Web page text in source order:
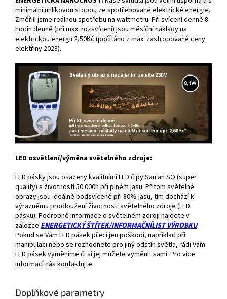
minimální uhlíkovou stopou ze spotřebované elektrické energie.
Změřili jsme reálnou spotřebu na wattmetru. Při svícení denně 8
hodin denně (při max. rozsvícení) jsou měsíční náklady na
elektrickou energii 2,50Kč (počítáno z max. zastropované ceny
elektřiny 2023).
LED osvětlení/výměna světelného zdroje:
LED pásky jsou osazeny kvalitními LED čipy San'an SQ (super
quality) s životností 50 000h při plném jasu. Přitom světelné
obrazy jsou ideálně podsvícené při 80% jasu, tím dochází k
výraznému prodloužení životnosti světelného zdroje (LED
pásku). Podrobné informace o světelném zdroji najdete v
záložce ENERGETICKÝ ŠTÍTEK/INFORMAČNÍLIST VÝROBKU.
Pokud se Vám LED pásek přeci jen poškodí, například při
manipulaci nebo se rozhodnete pro jiný odstín světla, rádi Vám
LED pásek vyměníme či si jej můžete vyměnit sami. Pro více
informací nás kontaktujte.
Doplňkové parametry